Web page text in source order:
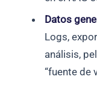
Datos
Logs,
análisis,
“fuente de